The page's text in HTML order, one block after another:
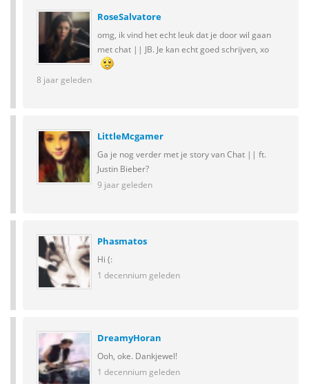
RoseSalvatore
omg, ik vind het echt leuk dat je door wil gaan
met chat || JB. Je kan echt goed schrijven, xo
8 jaar geleden
LittleMcgamer
Ga je nog verder met je story van Chat || ft.
Justin Bieber?
9 jaar geleden
Phasmatos
Hi (:
1 decennium geleden
DreamyHoran
Ooh, oke. Dankjewel!
1 decennium geleden